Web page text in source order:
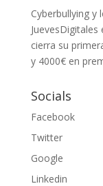
Cyberbullying y
JuevesDigitales
cierra su
y 4000€ en
Socials
Facebook
Twitter
Google
Linkedin